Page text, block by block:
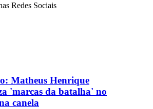
Redes Sociais
Matheus Henrique
'marcas da batalha' no
canela